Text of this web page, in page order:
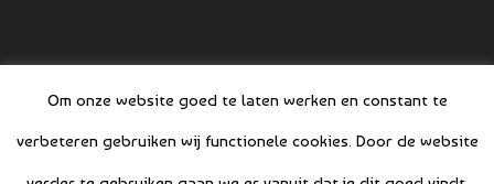
Om onze website goed te laten werken en constant te
verbeteren gebruiken wij functionele cookies. Door de website